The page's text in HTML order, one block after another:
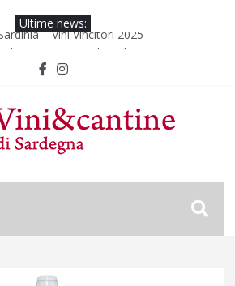
Ultime news:
– Vini Vincitori 2025
“Wine and Sardinia”
– Vini Vincitori 2024
“Wine and Sardinia”